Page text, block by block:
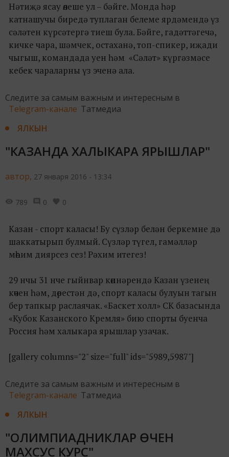
Нәтиҗә ясау өлеше ул – бәйге. Монда һәр
катнашучы биредә туплаган белеме ярдәмендә үз
сәләтен күрсәтергә тиеш була. Бәйге, гадәттәгечә,
кичке чара, шәмчек, остаханә, топ-спикер, иҗади
чыгыш, командада уен һәм «Сәләт» күргәзмәсе
кебек чараларны үз эченә ала.
Следите за самым важным и интересным в
Telegram-канале Татмедиа
ЯЛКЫН
"КАЗАНДА ХАЛЫКАРА ЯРЫШЛАР"
автор, 27 января 2016 - 13:34
789 0 0
Казан - спорт каласы! Бу сүзләр белән беркемне дә
шаккатырып булмый. Сүзләр түгел, гамәлләр
мөһим диярсез сез! Рәхим итегез!
29 нчы 31 нче гыйнвар көннәрендә Казан үзенең
көчен һәм, дөрестән дә, спорт каласы булуын тагын
бер тапкыр раслаячак. «Баскет холл» СК базасында
«Кубок Казанского Кремля» бию спорты буенча
Россия һәм халыкара ярышлар узачак.
[gallery columns="2" size="full" ids="5989,5987"]
Следите за самым важным и интересным в
Telegram-канале Татмедиа
ЯЛКЫН
"ОЛИМПИАДНИКЛАР ӨЧЕН
МАХСУС КУРС"